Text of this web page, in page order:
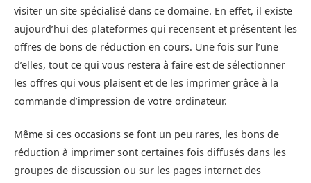
visiter un site spécialisé dans ce domaine. En effet, il existe
aujourd’hui des plateformes qui recensent et présentent les
offres de bons de réduction en cours. Une fois sur l’une
d’elles, tout ce qui vous restera à faire est de sélectionner
les offres qui vous plaisent et de les imprimer grâce à la
commande d’impression de votre ordinateur.
Même si ces occasions se font un peu rares, les bons de
réduction à imprimer sont certaines fois diffusés dans les
groupes de discussion ou sur les pages internet des